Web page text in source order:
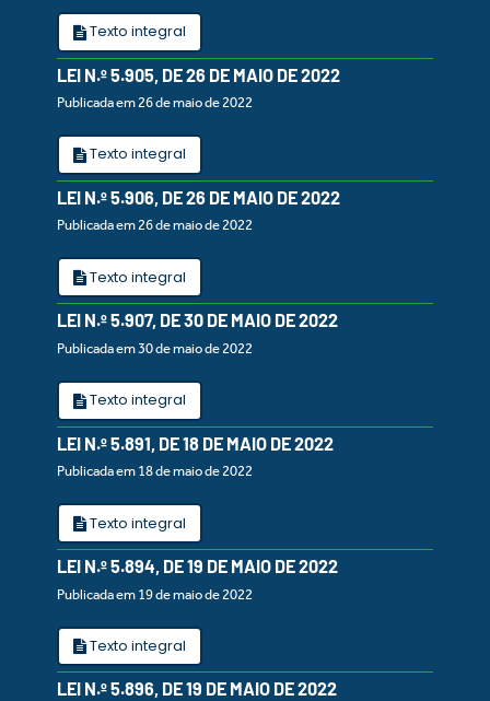
Texto integral
LEI N.º 5.905, DE 26 DE MAIO DE 2022
Publicada em 26 de maio de 2022
Texto integral
LEI N.º 5.906, DE 26 DE MAIO DE 2022
Publicada em 26 de maio de 2022
Texto integral
LEI N.º 5.907, DE 30 DE MAIO DE 2022
Publicada em 30 de maio de 2022
Texto integral
LEI N.º 5.891, DE 18 DE MAIO DE 2022
Publicada em 18 de maio de 2022
Texto integral
LEI N.º 5.894, DE 19 DE MAIO DE 2022
Publicada em 19 de maio de 2022
Texto integral
LEI N.º 5.896, DE 19 DE MAIO DE 2022